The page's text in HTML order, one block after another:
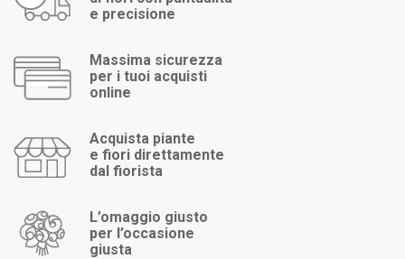
e precisione
Massima sicurezza
per i tuoi acquisti
online
Acquista piante
e fiori direttamente
dal fiorista
L’omaggio giusto
per l’occasione
giusta